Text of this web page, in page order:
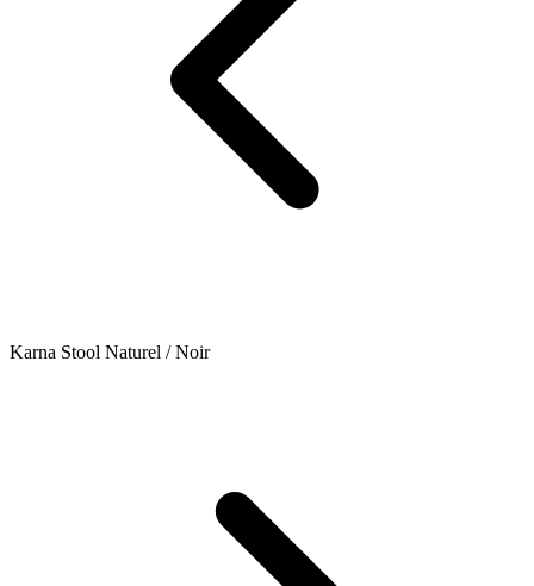
Karna Stool Naturel / Noir